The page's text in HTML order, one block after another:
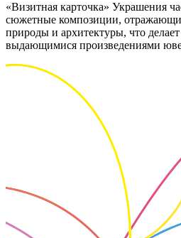
«Визитная карточка» Украшения
сюжетные композиции,
природы и архитектуры, что
выдающимися произведениями